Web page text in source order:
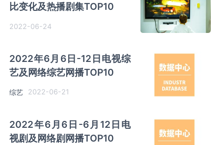
比变化及热播剧集TOP10
2022-06-24
2022年6月6日-12日电视综
艺及网络综艺网播TOP10
综艺 2022-06-21
2022年6月6日-6月12日电
视剧及网络剧网播TOP10